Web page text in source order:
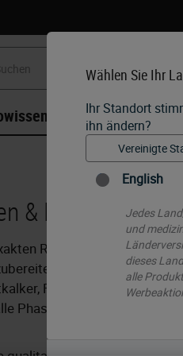
Wählen Sie Ihr
Ihr Standort
ihn ändern?
English
Jedes
und
dieses
alle
& Lösungen
Reagenzien, die Sie
und zu verarbeiten.
Fixiermittel und andere
Phasen des